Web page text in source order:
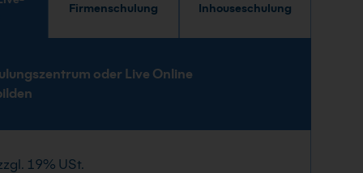
Firmenschulung Inhouseschulung
oder Live Online
19% USt.